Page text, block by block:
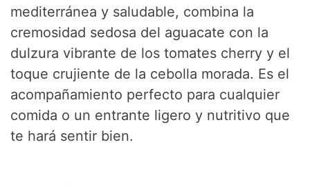
mediterránea y saludable, combina la
cremosidad sedosa del aguacate con la
dulzura vibrante de los tomates cherry y el
toque crujiente de la cebolla morada. Es el
acompañamiento perfecto para cualquier
comida o un entrante ligero y nutritivo que
te hará sentir bien.